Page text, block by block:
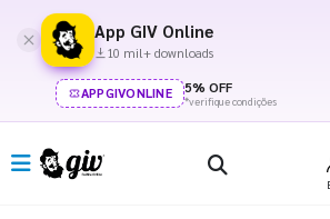
App GIV Online
10 mil+ downloads
APPGIVONLINE 5% OFF
*verifique condições